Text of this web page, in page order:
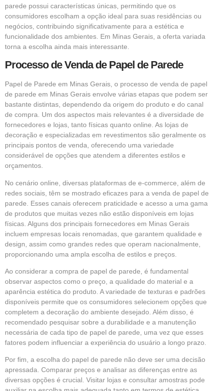
parede possui características únicas, permitindo que os
consumidores escolham a opção ideal para suas residências ou
negócios, contribuindo significativamente para a estética e
funcionalidade dos ambientes. Em Minas Gerais, a oferta variada
torna a escolha ainda mais interessante.
Processo de Venda de Papel de Parede
Papel de Parede em Minas Gerais, o processo de venda de papel
de parede em Minas Gerais envolve várias etapas que podem ser
bastante distintas, dependendo da origem do produto e do canal
de compra. Um dos aspectos mais relevantes é a diversidade de
fornecedores e lojas, tanto físicas quanto online. As lojas de
decoração e especializadas em revestimentos são geralmente os
principais pontos de venda, oferecendo uma variedade
considerável de opções que atendem a diferentes estilos e
orçamentos.
No cenário online, diversas plataformas de e-commerce, além de
redes sociais, têm se mostrado eficazes para a venda de papel de
parede. Esses canais oferecem praticidade e acesso a uma gama
de produtos que muitas vezes não estão disponíveis em lojas
físicas. Alguns dos principais fornecedores em Minas Gerais
incluem empresas locais renomadas, que garantem qualidade e
design, assim como grandes redes que operam nacionalmente,
proporcionando uma ampla escolha de estilos e preços.
Ao considerar a compra de papel de parede, é fundamental
observar aspectos como o preço, a qualidade do material e a
aparência estética do produto. A variedade de texturas e padrões
disponíveis permite que os consumidores selecionem opções que
completem a decoração do ambiente desejado. Além disso, é
recomendado pesquisar sobre a durabilidade e a manutenção
necessária de cada tipo de papel de parede, uma vez que esses
fatores podem influenciar a experiência do usuário a longo prazo.
Por fim, a escolha do papel de parede não deve ser uma decisão
apressada. Comparar preços e analisar as diferenças entre as
diversas opções é crucial. Visitar lojas e consultar amostras pode